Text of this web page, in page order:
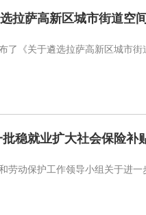
了《关于遴选拉萨高新区城市
稳就业扩大社会保险补
劳动保护工作领导小组关于进